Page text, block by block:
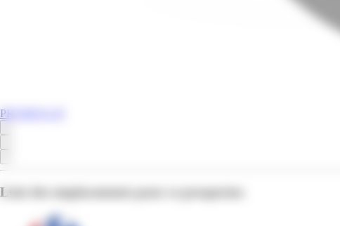
PROMOS.GP
Liste des emplacements pour ce prospectus